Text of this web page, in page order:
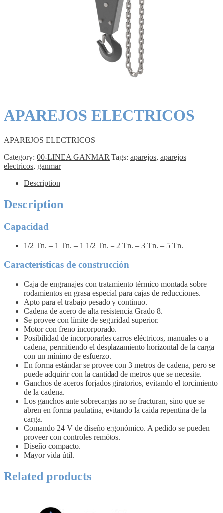
APAREJOS ELECTRICOS
APAREJOS ELECTRICOS
Category: 00-LINEA GANMAR Tags: aparejos, aparejos
electricos, ganmar
Description
Description
Capacidad
1/2 Tn. – 1 Tn. – 1 1/2 Tn. – 2 Tn. – 3 Tn. – 5 Tn.
Características de construcción
Caja de engranajes con tratamiento térmico montada sobre
rodamientos en grasa especial para cajas de reducciones.
Apto para el trabajo pesado y continuo.
Cadena de acero de alta resistencia Grado 8.
Se provee con límite de seguridad superior.
Motor con freno incorporado.
Posibilidad de incorporarles carros eléctricos, manuales o a
cadena, permitiendo el desplazamiento horizontal de la carga
con un mínimo de esfuerzo.
En forma estándar se provee con 3 metros de cadena, pero se
puede adquirir con la cantidad de metros que se necesite.
Ganchos de aceros forjados giratorios, evitando el torcimiento
de la cadena.
Los ganchos ante sobrecargas no se fracturan, sino que se
abren en forma paulatina, evitando la caida repentina de la
carga.
Comando 24 V de diseño ergonómico. A pedido se pueden
proveer con controles remótos.
Diseño compacto.
Mayor vida útil.
Related products